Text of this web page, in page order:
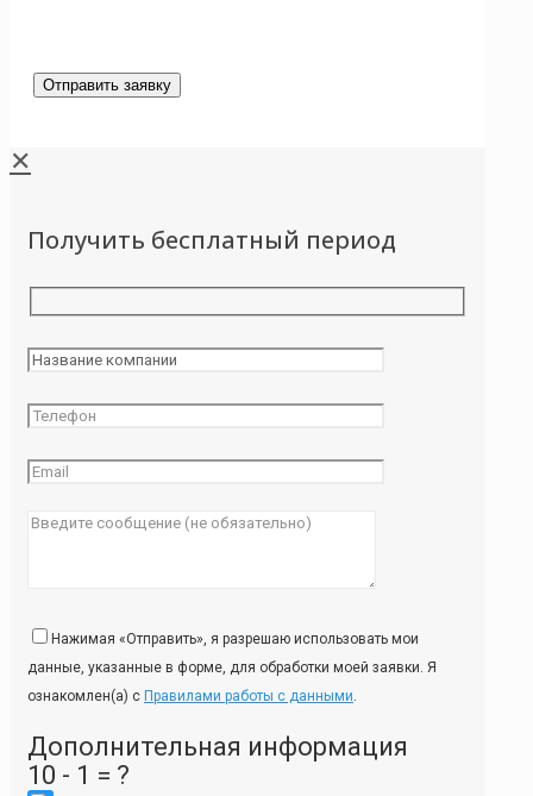
✕
Получить бесплатный период
Нажимая «Отправить», я разрешаю использовать мои
данные, указанные в форме, для обработки моей заявки. Я
ознакомлен(а) с Правилами работы с данными.
Дополнительная информация
10 - 1 = ?